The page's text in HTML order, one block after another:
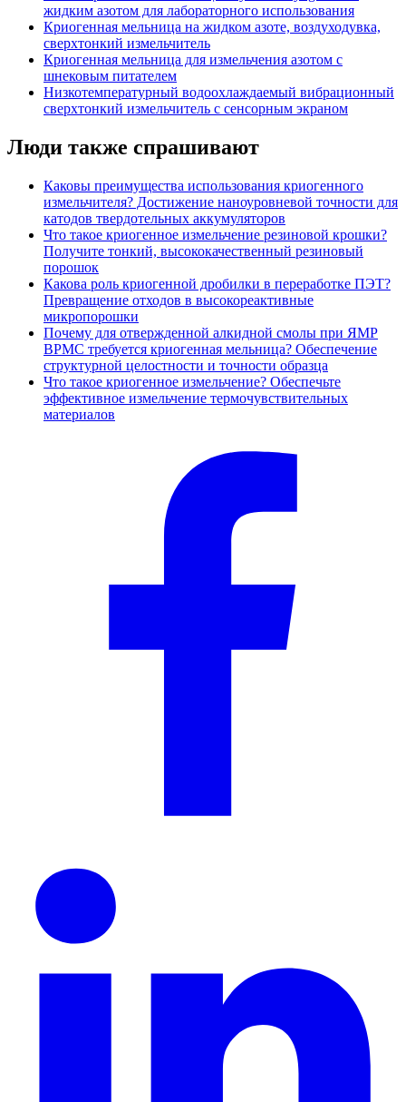
жидким азотом для лабораторного использования
Криогенная мельница на жидком азоте, воздуходувка,
сверхтонкий измельчитель
Криогенная мельница для измельчения азотом с
шнековым питателем
Низкотемпературный водоохлаждаемый вибрационный
сверхтонкий измельчитель с сенсорным экраном
Люди также спрашивают
Каковы преимущества использования криогенного
измельчителя? Достижение наноуровневой точности для
катодов твердотельных аккумуляторов
Что такое криогенное измельчение резиновой крошки?
Получите тонкий, высококачественный резиновый
порошок
Какова роль криогенной дробилки в переработке ПЭТ?
Превращение отходов в высокореактивные
микропорошки
Почему для отвержденной алкидной смолы при ЯМР
ВРМС требуется криогенная мельница? Обеспечение
структурной целостности и точности образца
Что такое криогенное измельчение? Обеспечьте
эффективное измельчение термочувствительных
материалов